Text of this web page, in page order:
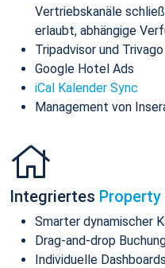
Vertriebskanäle
erlaubt, abhängige
Tripadvisor und
Google Hotel Ads
iCal Kalender Sync
Management von
Integriertes
Smarter dynamischer
Drag-and-drop
Individuelle Dashboards